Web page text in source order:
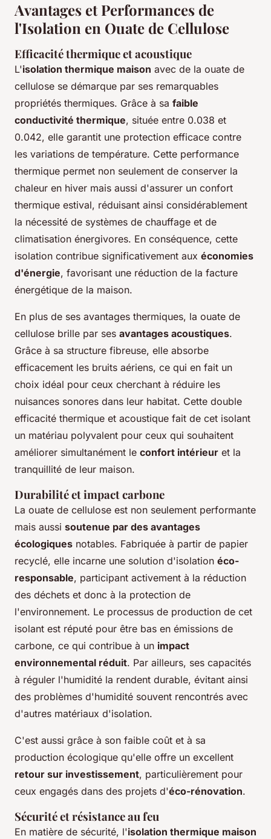
Avantages et Performances de
l'Isolation en Ouate de Cellulose
Efficacité thermique et acoustique
L'isolation thermique maison avec de la ouate de
cellulose se démarque par ses remarquables
propriétés thermiques. Grâce à sa faible
conductivité thermique, située entre 0.038 et
0.042, elle garantit une protection efficace contre
les variations de température. Cette performance
thermique permet non seulement de conserver la
chaleur en hiver mais aussi d'assurer un confort
thermique estival, réduisant ainsi considérablement
la nécessité de systèmes de chauffage et de
climatisation énergivores. En conséquence, cette
isolation contribue significativement aux économies
d'énergie, favorisant une réduction de la facture
énergétique de la maison.
En plus de ses avantages thermiques, la ouate de
cellulose brille par ses avantages acoustiques.
Grâce à sa structure fibreuse, elle absorbe
efficacement les bruits aériens, ce qui en fait un
choix idéal pour ceux cherchant à réduire les
nuisances sonores dans leur habitat. Cette double
efficacité thermique et acoustique fait de cet isolant
un matériau polyvalent pour ceux qui souhaitent
améliorer simultanément le confort intérieur et la
tranquillité de leur maison.
Durabilité et impact carbone
La ouate de cellulose est non seulement performante
mais aussi soutenue par des avantages
écologiques notables. Fabriquée à partir de papier
recyclé, elle incarne une solution d'isolation éco-
responsable, participant activement à la réduction
des déchets et donc à la protection de
l'environnement. Le processus de production de cet
isolant est réputé pour être bas en émissions de
carbone, ce qui contribue à un impact
environnemental réduit. Par ailleurs, ses capacités
à réguler l'humidité la rendent durable, évitant ainsi
des problèmes d'humidité souvent rencontrés avec
d'autres matériaux d'isolation.
C'est aussi grâce à son faible coût et à sa
production écologique qu'elle offre un excellent
retour sur investissement, particulièrement pour
ceux engagés dans des projets d'éco-rénovation.
Sécurité et résistance au feu
En matière de sécurité, l'isolation thermique maison